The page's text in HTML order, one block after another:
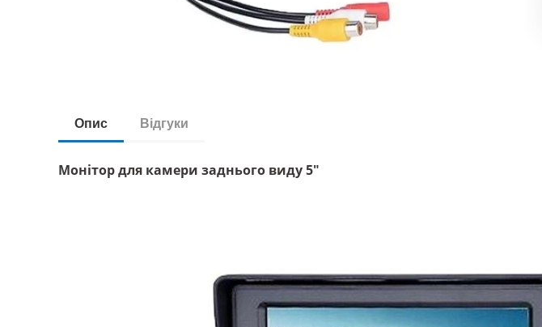
Опис Відгуки
Монітор для камери заднього виду 5"